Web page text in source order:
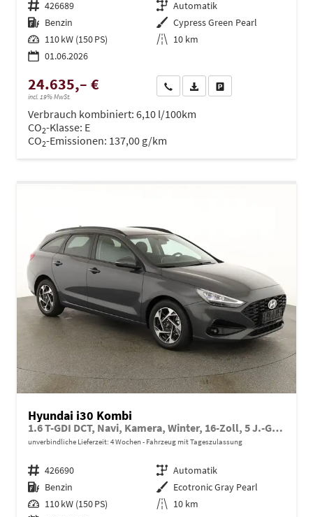
Fahrzeugnr. 426689 Getriebe Automatik
Kraftstoff Benzin Außenfarbe Cypress Green Pearl
Leistung 110 kW (150 PS) Kilometerstand 10 km
01.06.2026
24.635,– €
incl. 19% MwSt.
Wir rufen Sie anPDF-Datei, Fahrzeugexposé
Verbrauch kombiniert: 6,10 l/100km
CO2-Klasse: E
CO2-Emissionen: 137,00 g/km
Hyundai i30 Kombi
1.6 T-GDI DCT, Navi, Kamera, Winter, 16-Zoll, 5 J.-Garantie
unverbindliche Lieferzeit: 4 Wochen Fahrzeug mit Tageszulassung
Fahrzeugnr. 426690 Getriebe Automatik
Kraftstoff Benzin Außenfarbe Ecotronic Gray Pearl
Leistung 110 kW (150 PS) Kilometerstand 10 km